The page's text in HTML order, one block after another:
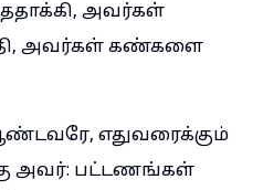
அவர்கள்
அவர்கள் கண்களை
எதுவரைக்கும்
அவர்: பட்டணங்கள்